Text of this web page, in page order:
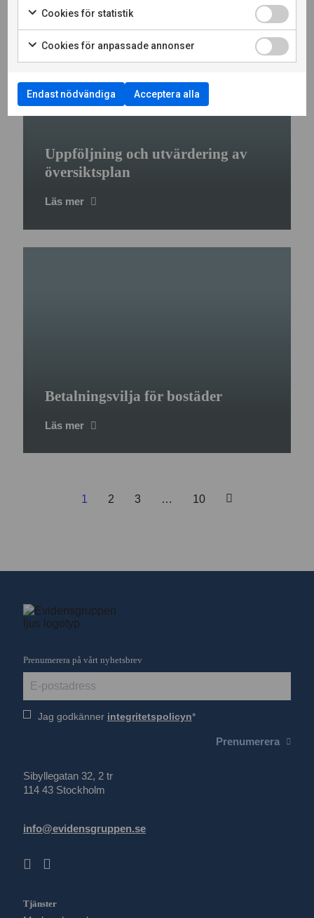
Uppföljning och utvärdering av
översiktsplan
Läs mer
Betalningsvilja för bostäder
Läs mer
1 2 3 … 10
Sibyllegatan 32, 2 tr
114 43 Stockholm
info@evidensgruppen.se
Tjänster
Prenumerera på vårt nyhetsbrev
Jag godkänner integritetspolicyn
Prenumerera
Cookies för statistik
Cookies för anpassade annonser
Endast nödvändiga Acceptera alla